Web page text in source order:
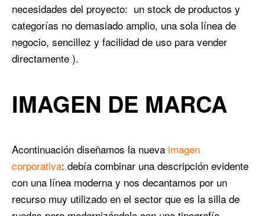
necesidades del proyecto: un stock de productos y
categorías no demasiado amplio, una sola línea de
negocio, sencillez y facilidad de uso para vender
directamente ).
IMAGEN DE MARCA
Acontinuación diseñamos la nueva imagen
corporativa: debía combinar una descripción evidente
con una línea moderna y nos decantamos por un
recurso muy utilizado en el sector que es la silla de